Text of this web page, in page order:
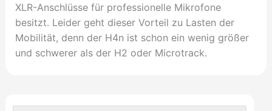
XLR-Anschlüsse für professionelle Mikrofone
besitzt. Leider geht dieser Vorteil zu Lasten der
Mobilität, denn der H4n ist schon ein wenig größer
und schwerer als der H2 oder Microtrack.